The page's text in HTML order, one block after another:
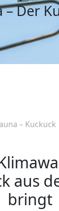
– Der
– Kuckuck
aus
bringt